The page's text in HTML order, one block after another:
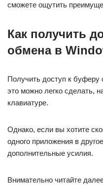
сможете ощутить
Как получить
обмена в
Получить доступ к
это можно легко сделать,
клавиатуре.
Однако, если вы хотите
одного приложения в
дополнительные усилия.
Внимательно читайте